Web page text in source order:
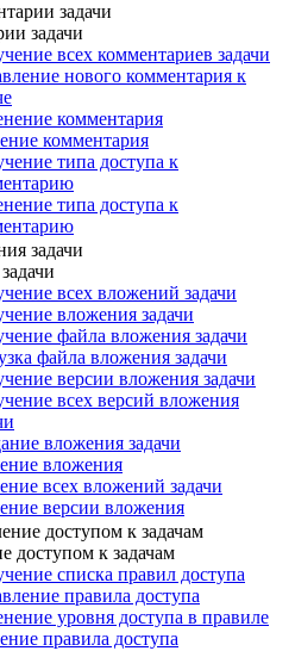
задачи
задачи
всех комментариев задачи
нового комментария к
комментария
комментария
типа доступа к
типа доступа к
задачи
всех вложений задачи
вложения задачи
файла вложения задачи
файла вложения задачи
версии вложения задачи
всех версий вложения
вложения задачи
вложения
всех вложений задачи
версии вложения
доступом к задачам
доступом к задачам
списка правил доступа
правила доступа
уровня доступа в правиле
правила доступа